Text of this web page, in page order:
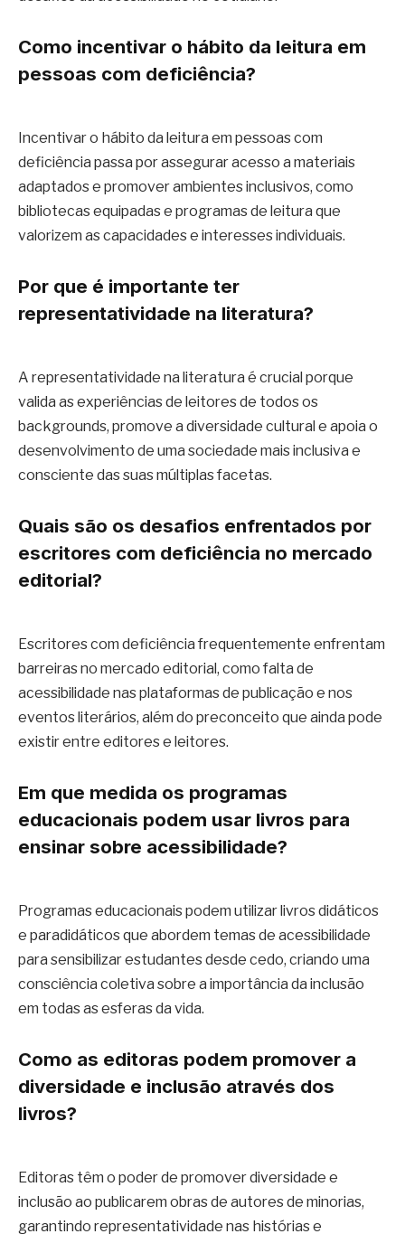
Como incentivar o hábito da leitura em
pessoas com deficiência?
Incentivar o hábito da leitura em pessoas com
deficiência passa por assegurar acesso a materiais
adaptados e promover ambientes inclusivos, como
bibliotecas equipadas e programas de leitura que
valorizem as capacidades e interesses individuais.
Por que é importante ter
representatividade na literatura?
A representatividade na literatura é crucial porque
valida as experiências de leitores de todos os
backgrounds, promove a diversidade cultural e apoia o
desenvolvimento de uma sociedade mais inclusiva e
consciente das suas múltiplas facetas.
Quais são os desafios enfrentados por
escritores com deficiência no mercado
editorial?
Escritores com deficiência frequentemente enfrentam
barreiras no mercado editorial, como falta de
acessibilidade nas plataformas de publicação e nos
eventos literários, além do preconceito que ainda pode
existir entre editores e leitores.
Em que medida os programas
educacionais podem usar livros para
ensinar sobre acessibilidade?
Programas educacionais podem utilizar livros didáticos
e paradidáticos que abordem temas de acessibilidade
para sensibilizar estudantes desde cedo, criando uma
consciência coletiva sobre a importância da inclusão
em todas as esferas da vida.
Como as editoras podem promover a
diversidade e inclusão através dos
livros?
Editoras têm o poder de promover diversidade e
inclusão ao publicarem obras de autores de minorias,
garantindo representatividade nas histórias e